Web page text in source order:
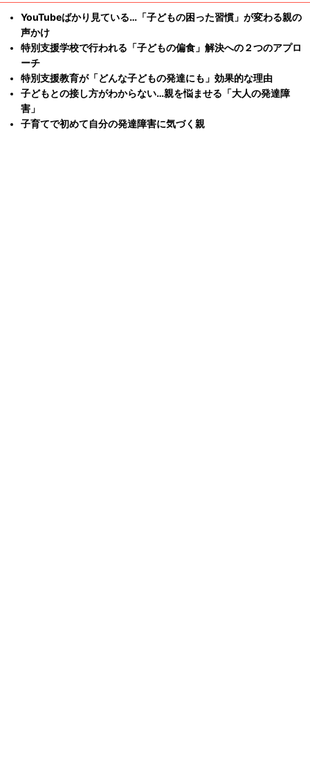
YouTubeばかり見ている…「子どもの困った習慣」が変わる親の
声かけ
特別支援学校で行われる「子どもの偏食」解決への２つのアプロ
ーチ
特別支援教育が「どんな子どもの発達にも」効果的な理由
子どもとの接し方がわからない…親を悩ませる「大人の発達障
害」
子育てで初めて自分の発達障害に気づく親